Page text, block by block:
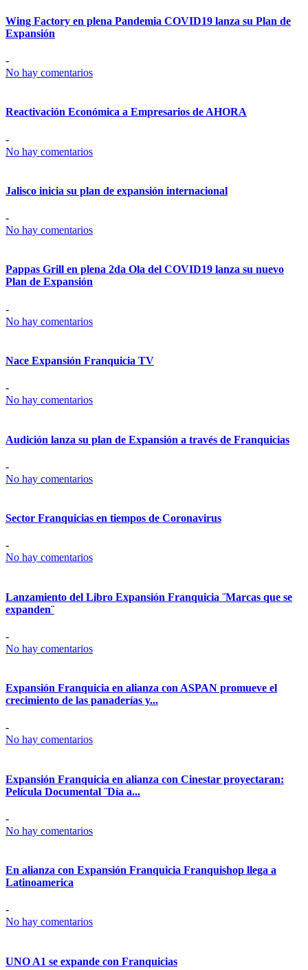
Wing Factory en plena Pandemia COVID19 lanza su Plan de
Expansión
-
No hay comentarios
Reactivación Económica a Empresarios de AHORA
-
No hay comentarios
Jalisco inicia su plan de expansión internacional
-
No hay comentarios
Pappas Grill en plena 2da Ola del COVID19 lanza su nuevo
Plan de Expansión
-
No hay comentarios
Nace Expansión Franquicia TV
-
No hay comentarios
Audición lanza su plan de Expansión a través de Franquicias
-
No hay comentarios
Sector Franquicias en tiempos de Coronavirus
-
No hay comentarios
Lanzamiento del Libro Expansión Franquicia ¨Marcas que se
expanden¨
-
No hay comentarios
Expansión Franquicia en alianza con ASPAN promueve el
crecimiento de las panaderías y...
-
No hay comentarios
Expansión Franquicia en alianza con Cinestar proyectaran:
Película Documental ¨Día a...
-
No hay comentarios
En alianza con Expansión Franquicia Franquishop llega a
Latinoamerica
-
No hay comentarios
UNO A1 se expande con Franquicias